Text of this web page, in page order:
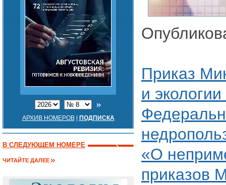
АРХИВ НОМЕРОВ| ПОДПИСКА
В СЛЕДУЮЩЕМ НОМЕРЕ
ЧИТАЙТЕ ДАЛЕЕ
Приказ
и
«О
приказов